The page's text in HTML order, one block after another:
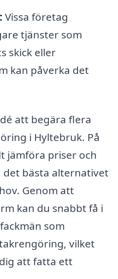
Vissa företag
tjänster som
skick eller
kan påverka det
att begära flera
i Hyltebruk. På
jämföra priser och
bästa alternativet
Genom att
kan du snabbt få i
som
vilket
att fatta ett